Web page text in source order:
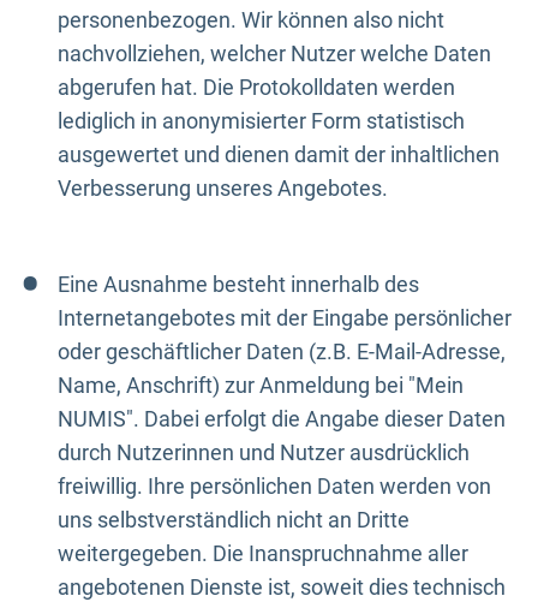
personenbezogen. Wir können also nicht
nachvollziehen, welcher Nutzer welche Daten
abgerufen hat. Die Protokolldaten werden
lediglich in anonymisierter Form statistisch
ausgewertet und dienen damit der inhaltlichen
Verbesserung unseres Angebotes.
Eine Ausnahme besteht innerhalb des
Internetangebotes mit der Eingabe persönlicher
oder geschäftlicher Daten (z.B. E-Mail-Adresse,
Name, Anschrift) zur Anmeldung bei "Mein
NUMIS". Dabei erfolgt die Angabe dieser Daten
durch Nutzerinnen und Nutzer ausdrücklich
freiwillig. Ihre persönlichen Daten werden von
uns selbstverständlich nicht an Dritte
weitergegeben. Die Inanspruchnahme aller
angebotenen Dienste ist, soweit dies technisch